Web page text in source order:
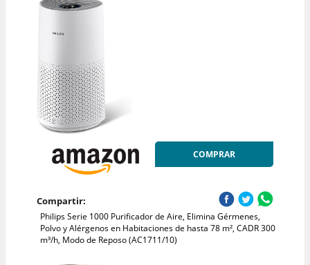
COMPRAR
Compartir:
Philips Serie 1000 Purificador de Aire, Elimina Gérmenes,
Polvo y Alérgenos en Habitaciones de hasta 78 m², CADR 300
m³/h, Modo de Reposo (AC1711/10)